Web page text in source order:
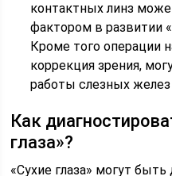
контактных линз
фактором в развитии
Кроме того операции
коррекция зрения,
работы слезных желез
Как
глаза»?
«Сухие глаза» могут